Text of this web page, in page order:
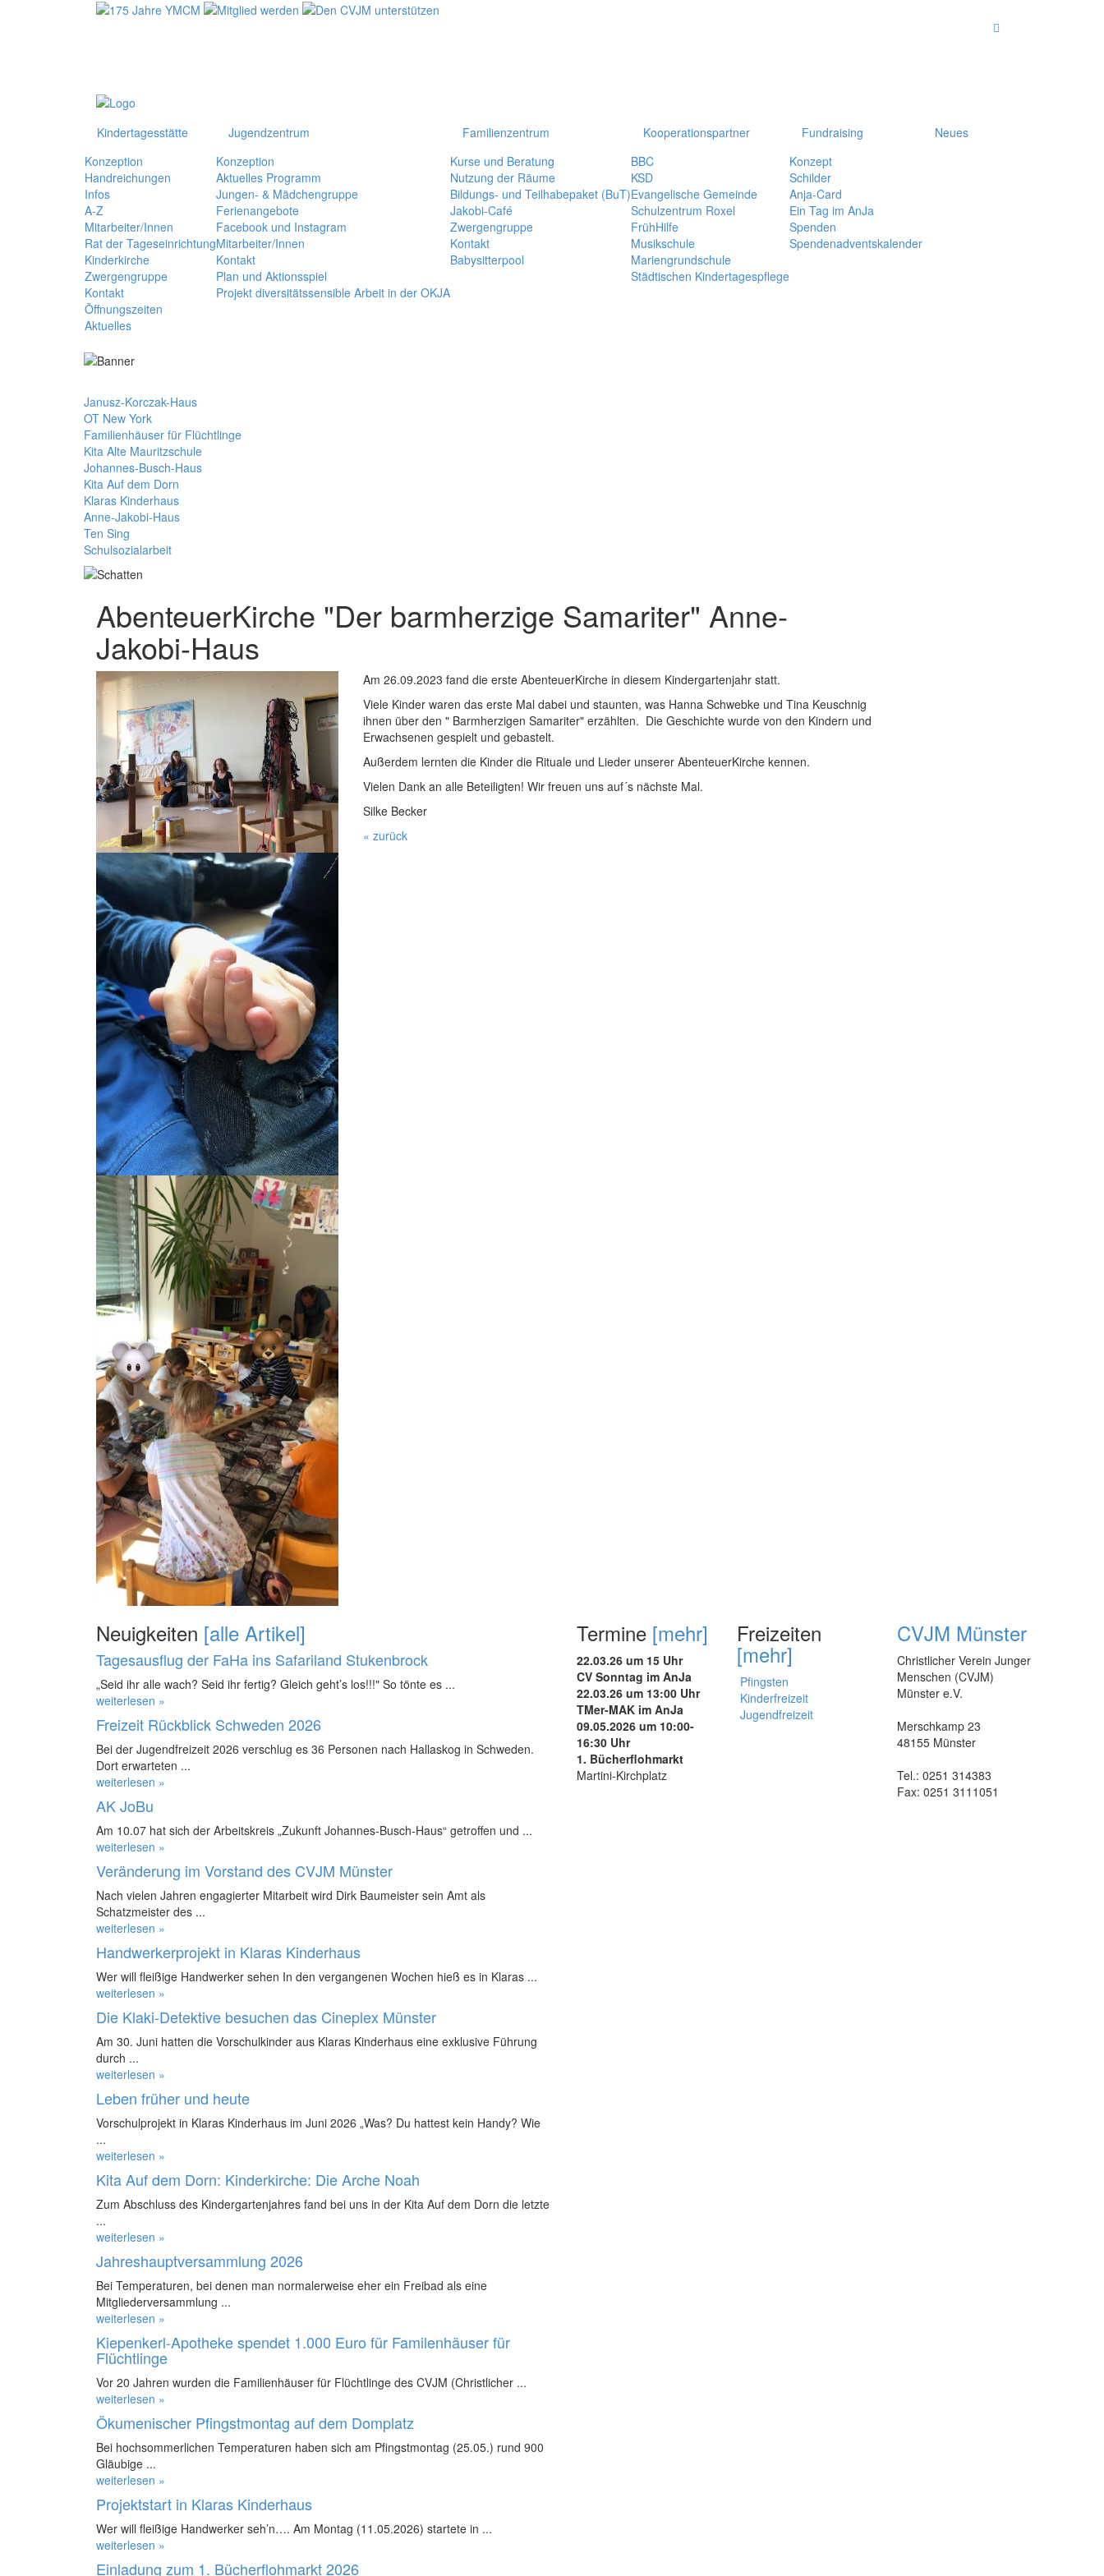
Kindertagesstätte
Konzeption
Handreichungen
Infos
A-Z
Mitarbeiter/Innen
Rat der Tageseinrichtung
Kinderkirche
Zwergengruppe
Kontakt
Öffnungszeiten
Aktuelles
Jugendzentrum
Konzeption
Aktuelles Programm
Jungen- & Mädchengruppe
Ferienangebote
Facebook und Instagram
Mitarbeiter/Innen
Kontakt
Plan und Aktionsspiel
Projekt diversitätssensible Arbeit in der OKJA
Familienzentrum
Kurse und Beratung
Nutzung der Räume
Bildungs- und Teilhabepaket (BuT)
Jakobi-Café
Zwergengruppe
Kontakt
Babysitterpool
Kooperationspartner
BBC
KSD
Evangelische Gemeinde
Schulzentrum Roxel
FrühHilfe
Musikschule
Mariengrundschule
Städtischen Kindertagespflege
Fundraising
Konzept
Schilder
Anja-Card
Ein Tag im AnJa
Spenden
Spendenadventskalender
Neues
Janusz-Korczak-Haus
OT New York
Familienhäuser für Flüchtlinge
Kita Alte Mauritzschule
Johannes-Busch-Haus
Kita Auf dem Dorn
Klaras Kinderhaus
Anne-Jakobi-Haus
Ten Sing
Schulsozialarbeit
AbenteuerKirche "Der barmherzige Samariter" Anne-
Jakobi-Haus
Am 26.09.2023 fand die erste AbenteuerKirche in diesem Kindergartenjahr statt.
Viele Kinder waren das erste Mal dabei und staunten, was Hanna Schwebke und Tina Keuschnig
ihnen über den " Barmherzigen Samariter" erzählten. Die Geschichte wurde von den Kindern und
Erwachsenen gespielt und gebastelt.
Außerdem lernten die Kinder die Rituale und Lieder unserer AbenteuerKirche kennen.
Vielen Dank an alle Beteiligten! Wir freuen uns auf´s nächste Mal.
Silke Becker
« zurück
Neuigkeiten [alle Artikel]
Tagesausflug der FaHa ins Safariland Stukenbrock
„Seid ihr alle wach? Seid ihr fertig? Gleich geht’s los!!!" So tönte es ...
weiterlesen »
Freizeit Rückblick Schweden 2026
Bei der Jugendfreizeit 2026 verschlug es 36 Personen nach Hallaskog in Schweden.
Dort erwarteten ...
weiterlesen »
AK JoBu
Am 10.07 hat sich der Arbeitskreis „Zukunft Johannes-Busch-Haus“ getroffen und ...
weiterlesen »
Veränderung im Vorstand des CVJM Münster
Nach vielen Jahren engagierter Mitarbeit wird Dirk Baumeister sein Amt als
Schatzmeister des ...
weiterlesen »
Handwerkerprojekt in Klaras Kinderhaus
Wer will fleißige Handwerker sehen In den vergangenen Wochen hieß es in Klaras ...
weiterlesen »
Die Klaki-Detektive besuchen das Cineplex Münster
Am 30. Juni hatten die Vorschulkinder aus Klaras Kinderhaus eine exklusive Führung
durch ...
weiterlesen »
Leben früher und heute
Vorschulprojekt in Klaras Kinderhaus im Juni 2026 „Was? Du hattest kein Handy? Wie
...
weiterlesen »
Kita Auf dem Dorn: Kinderkirche: Die Arche Noah
Zum Abschluss des Kindergartenjahres fand bei uns in der Kita Auf dem Dorn die letzte
...
weiterlesen »
Jahreshauptversammlung 2026
Bei Temperaturen, bei denen man normalerweise eher ein Freibad als eine
Mitgliederversammlung ...
weiterlesen »
Kiepenkerl-Apotheke spendet 1.000 Euro für Familenhäuser für
Flüchtlinge
Vor 20 Jahren wurden die Familienhäuser für Flüchtlinge des CVJM (Christlicher ...
weiterlesen »
Ökumenischer Pfingstmontag auf dem Domplatz
Bei hochsommerlichen Temperaturen haben sich am Pfingstmontag (25.05.) rund 900
Gläubige ...
weiterlesen »
Projektstart in Klaras Kinderhaus
Wer will fleißige Handwerker seh’n…. Am Montag (11.05.2026) startete in ...
weiterlesen »
Einladung zum 1. Bücherflohmarkt 2026
Termine [mehr]
22.03.26 um 15 Uhr
CV Sonntag im AnJa
22.03.26 um 13:00 Uhr
TMer-MAK im AnJa
09.05.2026 um 10:00-
16:30 Uhr
1. Bücherflohmarkt
Martini-Kirchplatz
Freizeiten
[mehr]
Pfingsten
Kinderfreizeit
Jugendfreizeit
CVJM Münster
Christlicher Verein Junger
Menschen (CVJM)
Münster e.V.
Merschkamp 23
48155 Münster
Tel.: 0251 314383
Fax: 0251 3111051